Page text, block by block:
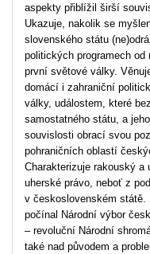
aspekty přiblížil širší
Ukazuje, nakolik se
slovenského státu
politických programech
první světové války.
domácí i zahraniční
války, událostem, které
samostatného státu, a
souvislosti obrací svou
pohraničních oblastí
Charakterizuje rakouský a
uherské právo, neboť z
v československém státě.
počínal Národní výbor
– revoluční Národní
také nad původem a